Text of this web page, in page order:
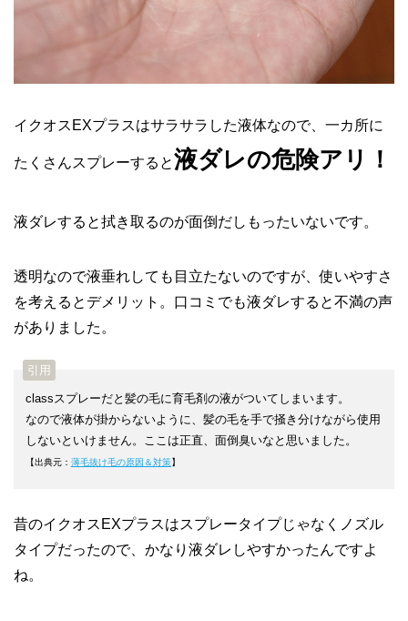
イクオスEXプラスはサラサラした液体なので、一カ所に
たくさんスプレーすると液ダレの危険アリ！
液ダレすると拭き取るのが面倒だしもったいないです。
透明なので液垂れしても目立たないのですが、使いやすさ
を考えるとデメリット。口コミでも液ダレすると不満の声
がありました。
classスプレーだと髪の毛に育毛剤の液がついてしまいます。
なので液体が掛からないように、髪の毛を手で掻き分けながら使用
しないといけません。ここは正直、面倒臭いなと思いました。
【出典元： 薄毛抜け毛の原因＆対策】
昔のイクオスEXプラスはスプレータイプじゃなくノズル
タイプだったので、かなり液ダレしやすかったんですよ
ね。